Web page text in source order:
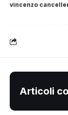
vincenzo
Articoli